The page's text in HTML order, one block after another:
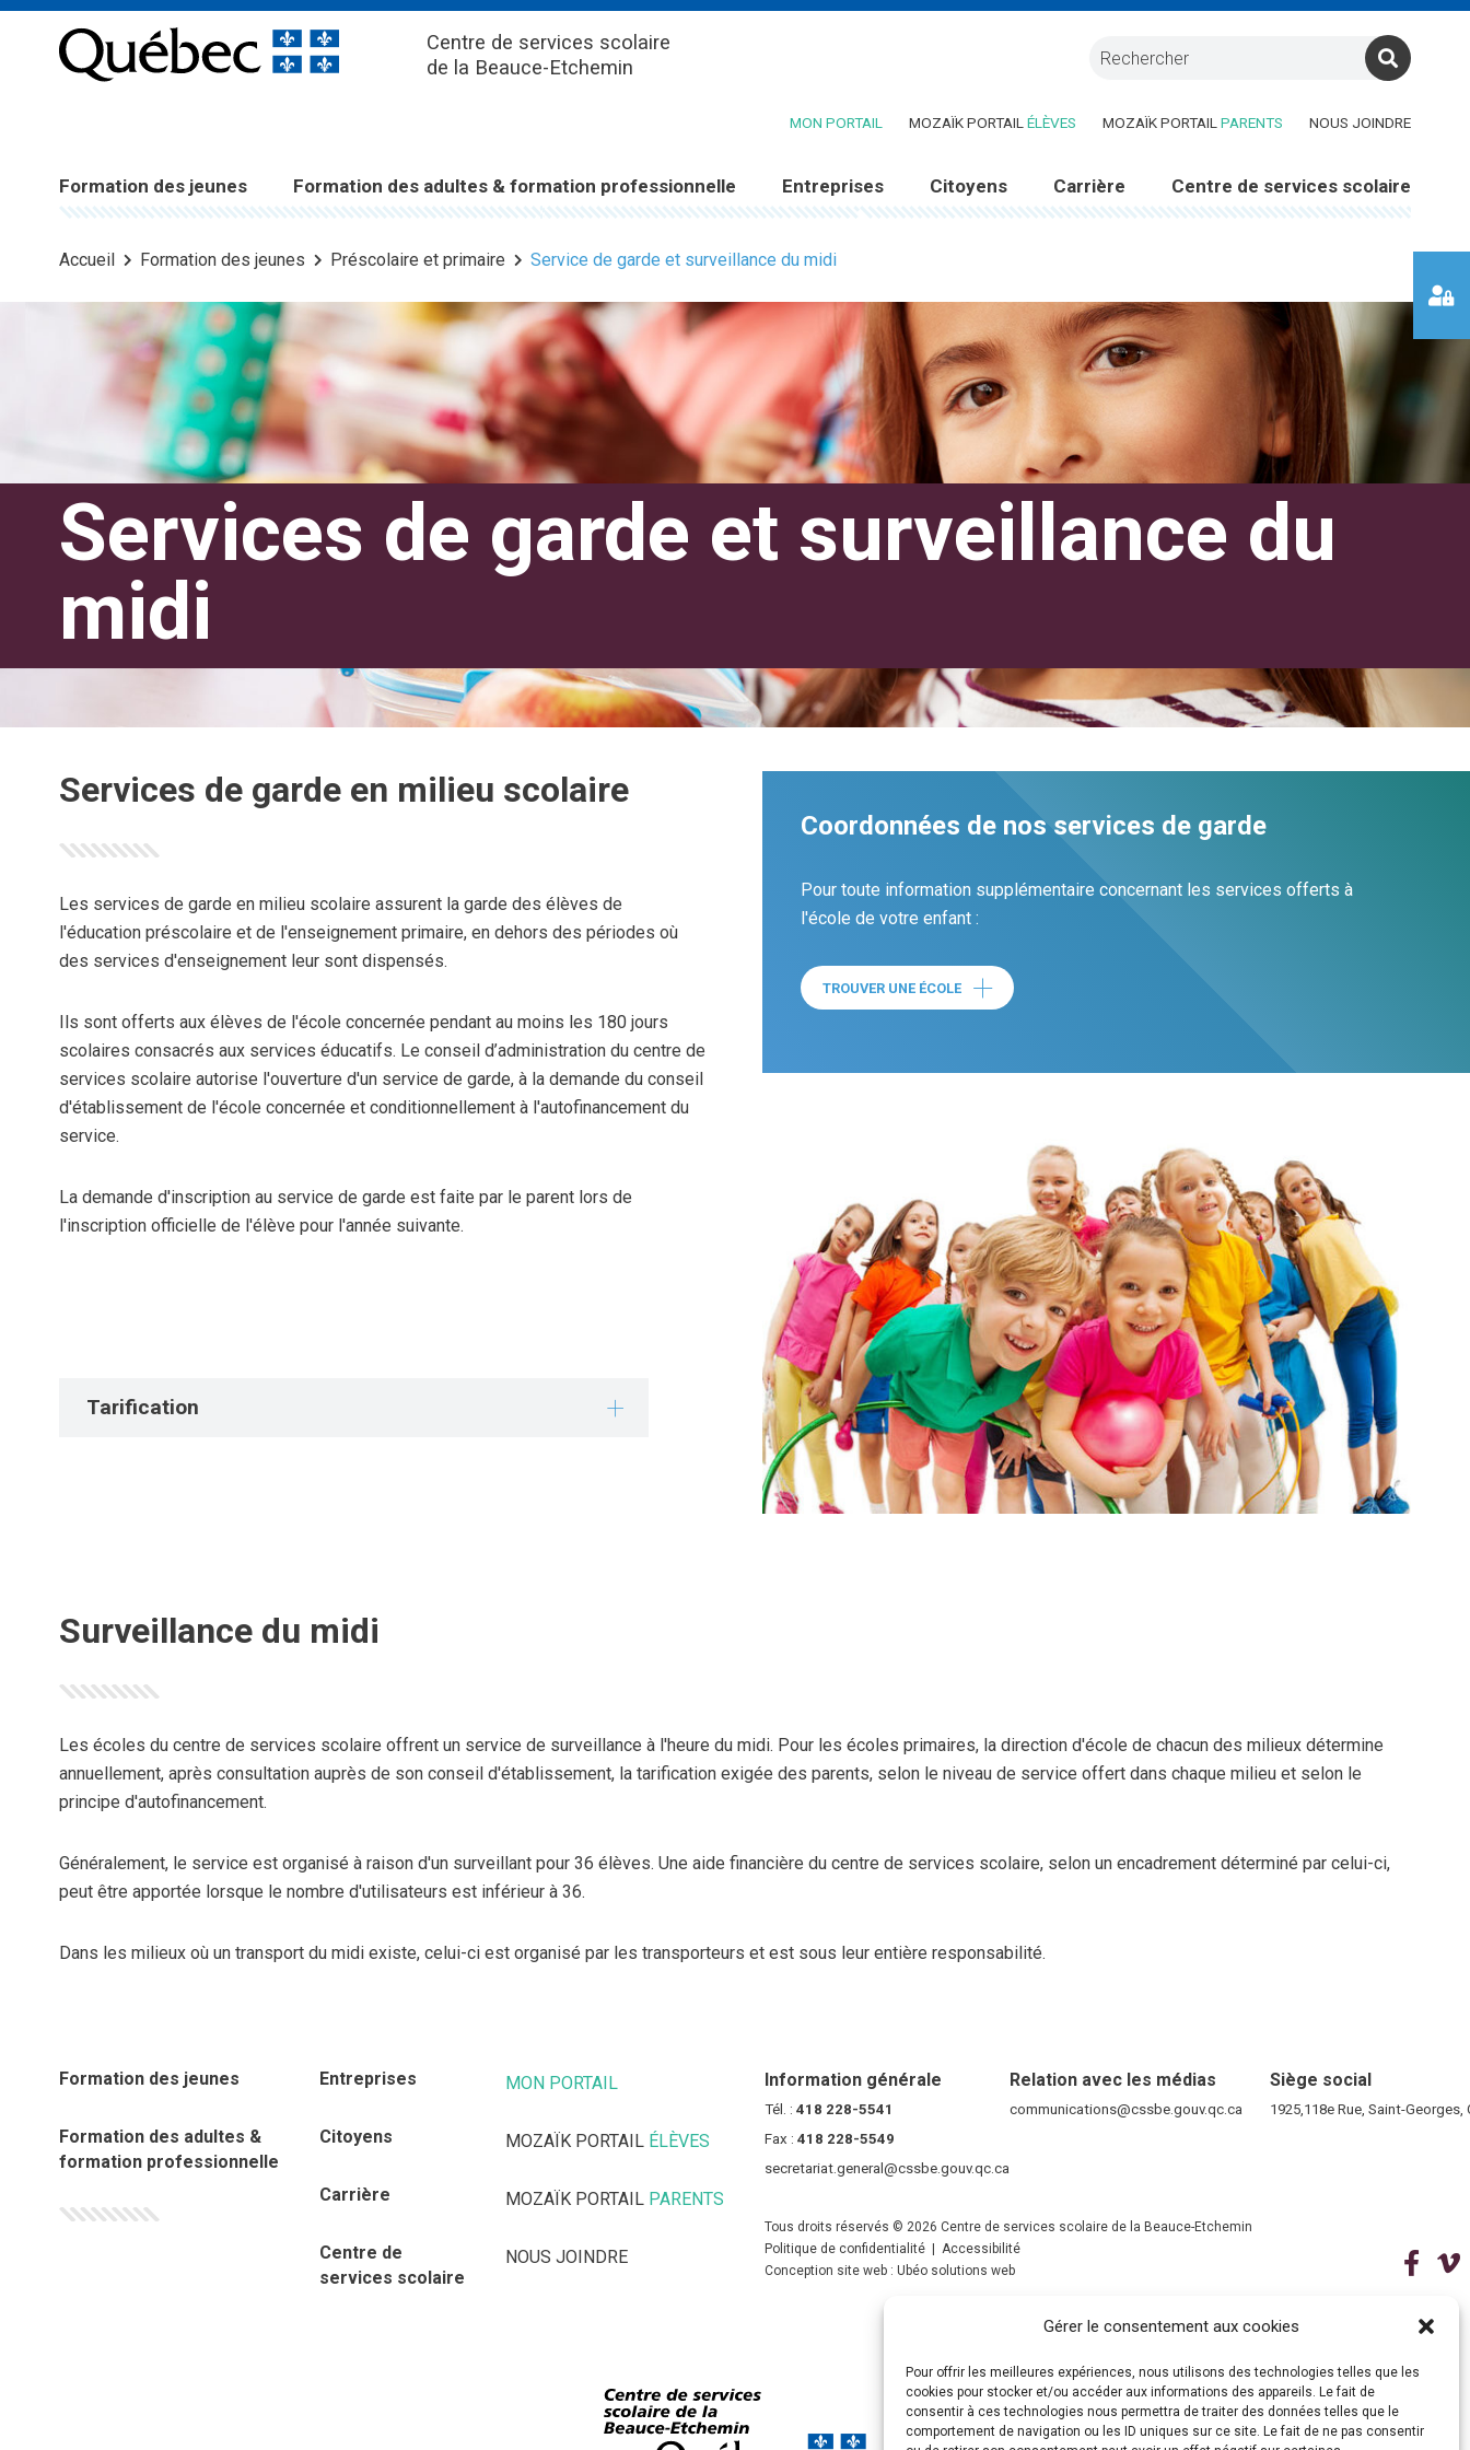
Gérer le consentement aux cookies
Pour offrir les meilleures expériences, nous utilisons des technologies telles que les
cookies pour stocker et/ou accéder aux informations des appareils. Le fait de
consentir à ces technologies nous permettra de traiter des données telles que le
comportement de navigation ou les ID uniques sur ce site. Le fait de ne pas consentir
Centre de services scolaire
de la Beauce-Etchemin
MON PORTAIL (CE LIEN OUVRE DANS UNE NOUVELLE FENÊTRE)
MOZAÏK PORTAILÉLÈVES (CE LIEN OUVRE DANS UNE NOUVELLE FENÊTRE)
MOZAÏK PORTAILPARENTS (CE LIEN OUVRE DANS UNE
NOUS JOINDRE
Formation des jeunes Formation des adultes & formation professionnelle Entreprises Citoyens Carrière Centre de services scolaire
Accueil Formation des jeunes Préscolaire et primaire Service de garde et surveillance du midi
Services de garde et surveillance du
midi
Services de garde en milieu scolaire
Les services de garde en milieu scolaire assurent la garde des élèves de
l'éducation préscolaire et de l'enseignement primaire, en dehors des périodes où
des services d'enseignement leur sont dispensés.
Ils sont offerts aux élèves de l'école concernée pendant au moins les 180 jours
scolaires consacrés aux services éducatifs. Le conseil d’administration du centre de
services scolaire autorise l'ouverture d'un service de garde, à la demande du conseil
d'établissement de l'école concernée et conditionnellement à l'autofinancement du
service.
La demande d'inscription au service de garde est faite par le parent lors de
l'inscription officielle de l'élève pour l'année suivante.
Tarification
Coordonnées de nos services de garde
Pour toute information supplémentaire concernant les services offerts à
l'école de votre enfant :
TROUVER UNE ÉCOLE(CE LIEN OUVRE DANS UNE NOUVELLE FENÊTRE)
Surveillance du midi
Les écoles du centre de services scolaire offrent un service de surveillance à l'heure du midi. Pour les écoles primaires, la direction d'école de chacun des milieux détermine
annuellement, après consultation auprès de son conseil d'établissement, la tarification exigée des parents, selon le niveau de service offert dans chaque milieu et selon le
principe d'autofinancement.
Généralement, le service est organisé à raison d'un surveillant pour 36 élèves. Une aide financière du centre de services scolaire, selon un encadrement déterminé par celui-ci,
peut être apportée lorsque le nombre d'utilisateurs est inférieur à 36.
Dans les milieux où un transport du midi existe, celui-ci est organisé par les transporteurs et est sous leur entière responsabilité.
Formation des jeunes
Formation des adultes &
formation professionnelle
Entreprises
Citoyens
Carrière
Centre de
services scolaire
MON PORTAIL(CE LIEN OUVRE DANS UNE NOUVELLE FENÊTRE)
MOZAÏK PORTAIL ÉLÈVES (CE LIEN OUVRE DANS UNE NOUVELLE FENÊTRE)
MOZAÏK PORTAIL PARENTS
NOUS JOINDRE
Information générale
Tél. :418 228-5541
Fax :418 228-5549
secretariat.general@cssbe.gouv.qc.ca
Relation avec les médias
communications@cssbe.gouv.qc.ca (ce lien ouvre dans une nouvelle
Siège social
1925,118e Rue, Saint-Georges,
Tous droits réservés © 2026 Centre de services scolaire de la Beauce-Etchemin
Politique de confidentialité | Accessibilité
Conception site web : Ubéo solutions web